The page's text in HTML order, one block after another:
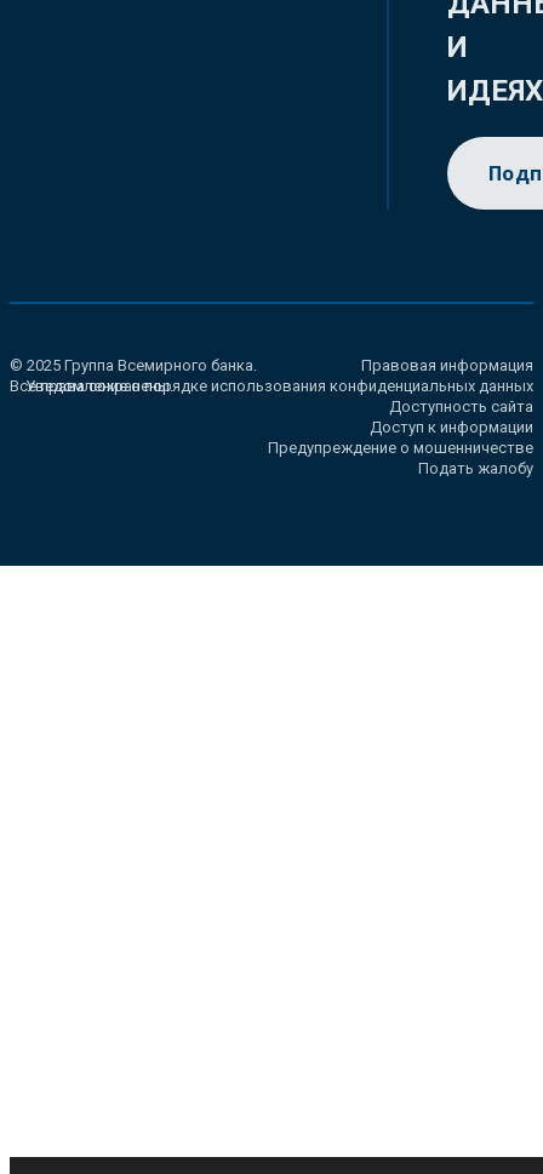
И
ИДЕЯХ
© 2025 Группа Всемирного банка.
Все права сохранены.
Правовая информация
Уведомление о порядке использования конфиденциальных данных
Доступность сайта
Доступ к информации
Предупреждение о мошенничестве
Подать жалобу